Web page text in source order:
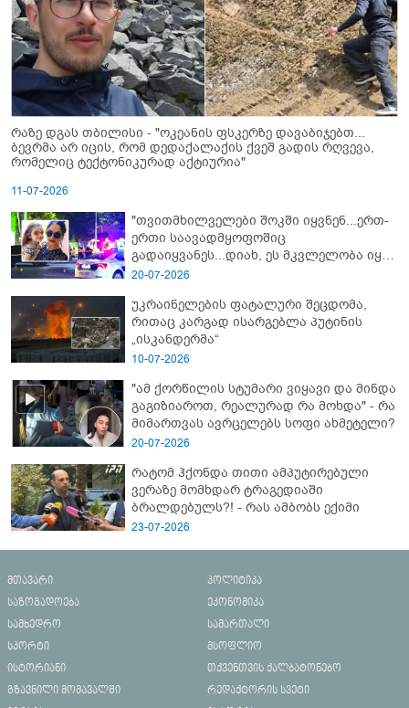
რაზე დგას თბილისი - "ოკეანის ფსკერზე დავაბიჯებთ...
ბევრმა არ იცის, რომ დედაქალაქის ქვეშ გადის რღვევა,
რომელიც ტექტონიკურად აქტიურია"
11-07-2026
"თვითმხილველები შოკში იყვნენ...ერთ-
ერთი საავადმყოფოშიც
გადაიყვანეს...დიახ, ეს მკვლელობა იყო"
- გორში დატრიალებული ტრაგედიის
20-07-2026
უკრაინელების ფატალური შეცდომა,
რითაც კარგად ისარგებლა პუტინის
„ისკანდერმა“
10-07-2026
"ამ ქორწილის სტუმარი ვიყავი და მინდა
გაგიზიაროთ, რეალურად რა მოხდა" - რა
მიმართვას ავრცელებს სოფი ახმეტელი?
20-07-2026
რატომ ჰქონდა თითი ამპუტირებული
ვერაზე მომხდარ ტრაგედიაში
ბრალდებულს?! - რას ამბობს ექიმი
23-07-2026
მთავარი
პოლიტიკა
საზოგადოება
ეკონომიკა
სამხედრო
სამართალი
სპორტი
მსოფლიო
ისტორიანი
თქვენთვის ქალბატონებო
გზავნილი მომავალში
რედაქტორის სვეტი